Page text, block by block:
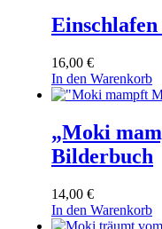
16,00 €
In den Warenkorb
„Moki
Bilderbuch
14,00 €
In den Warenkorb